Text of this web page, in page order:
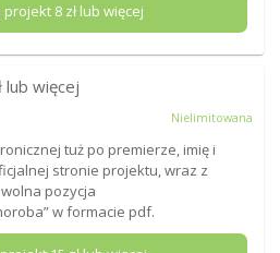
projekt 8zł lub więcej
lub więcej
Nielimitowana
tuż po premierze, imię i
stronie projektu, wraz z
pozycja
w formacie pdf.